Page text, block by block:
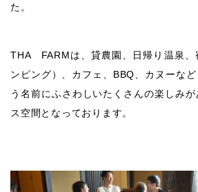
た。
THA FARMは、貸農園、日帰り温泉、
ンピング）、カフェ、BBQ、カヌーな
う名前にふさわしいたくさんの楽しみ
ス空間となっております。